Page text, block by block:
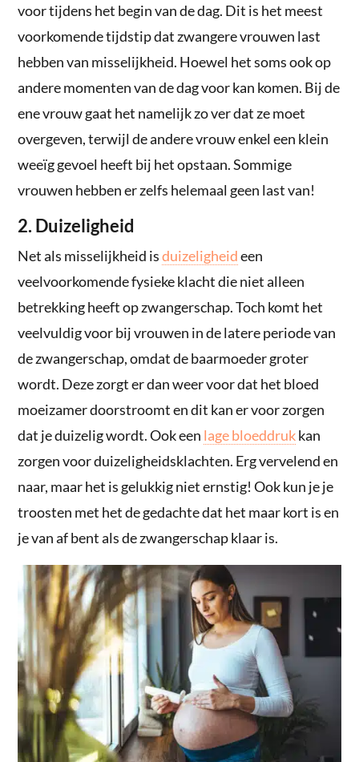
voor tijdens het begin van de dag. Dit is het meest
voorkomende tijdstip dat zwangere vrouwen last
hebben van misselijkheid. Hoewel het soms ook op
andere momenten van de dag voor kan komen. Bij de
ene vrouw gaat het namelijk zo ver dat ze moet
overgeven, terwijl de andere vrouw enkel een klein
weeïg gevoel heeft bij het opstaan. Sommige
vrouwen hebben er zelfs helemaal geen last van!
2. Duizeligheid
Net als misselijkheid isduizeligheideen
veelvoorkomende fysieke klacht die niet alleen
betrekking heeft op zwangerschap. Toch komt het
veelvuldig voor bij vrouwen in de latere periode van
de zwangerschap, omdat de baarmoeder groter
wordt. Deze zorgt er dan weer voor dat het bloed
moeizamer doorstroomt en dit kan er voor zorgen
dat je duizelig wordt. Ook een lage bloeddrukkan
zorgen voor duizeligheidsklachten. Erg vervelend en
naar, maar het is gelukkig niet ernstig! Ook kun je je
troosten met het de gedachte dat het maar kort is en
je van af bent als de zwangerschap klaar is.